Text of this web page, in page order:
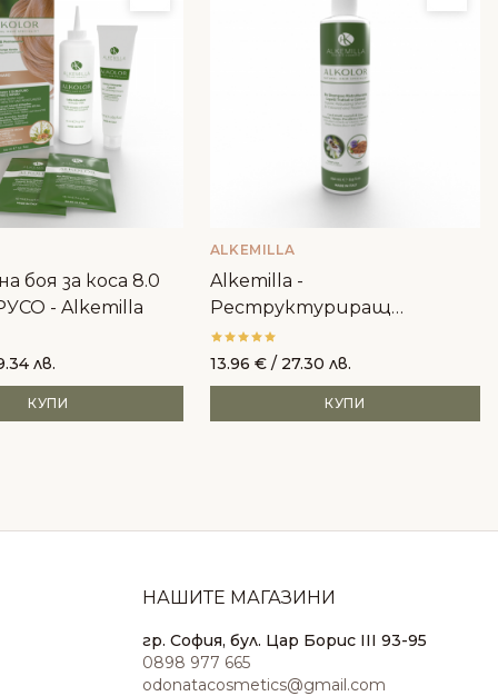
боя за коса 8.0
- Alkemilla
лв.
КУПИ
ALKEMILLA
Alkemilla -
Реструктуриращ
шампоан за боядисана коса
13.96 €/ 27.30 лв.
КУПИ
НАШИТЕ МАГАЗИНИ
гр. София, бул. Цар Борис III 93-95
0898 977 665
odonatacosmetics@gmail.com